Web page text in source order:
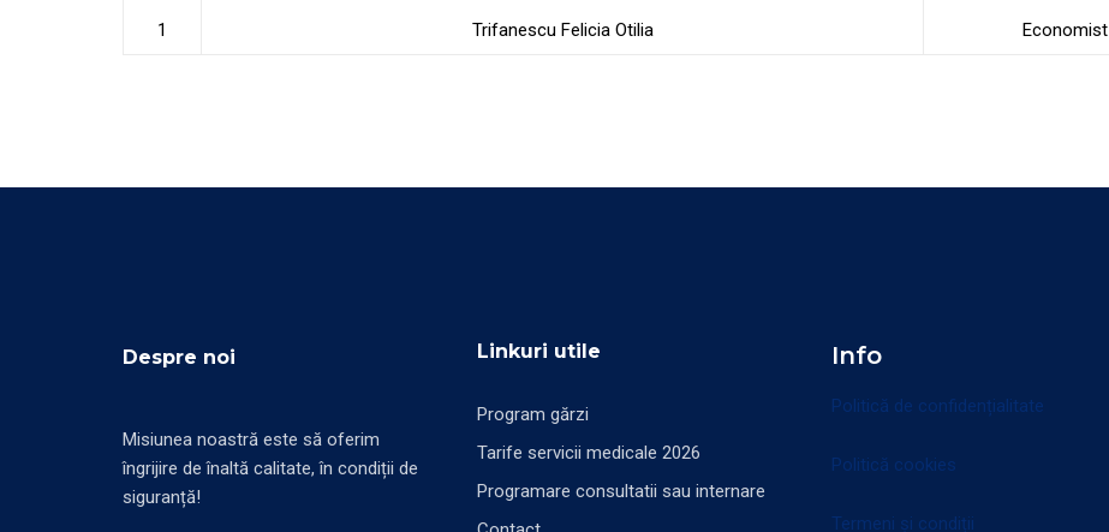
1 Trifanescu Felicia Otilia Economist
Despre noi
Misiunea noastră este să oferim
îngrijire de înaltă calitate, în condiții de
siguranță!
Linkuri utile
Program gărzi
Tarife servicii medicale 2026
Programare consultatii sau internare
Info
Politică de confidențialitate
Politică cookies
Termeni și condiții